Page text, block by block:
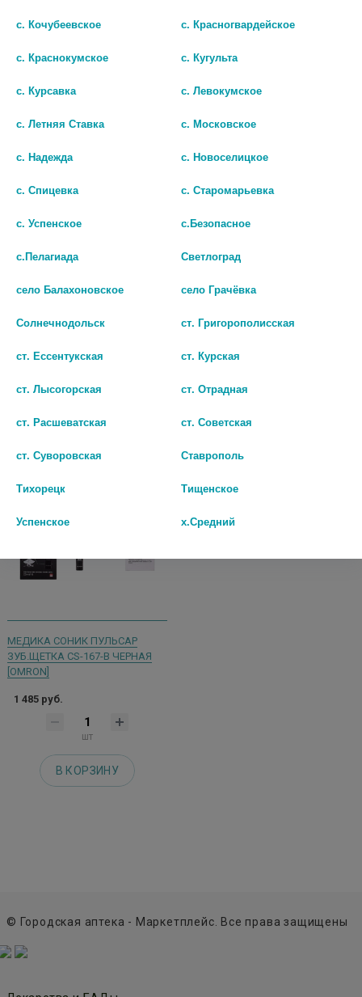
В КОРЗИНУ
ОМРОН ЗУБ.ЩЕТКА CS MEDICA
ЗВУКОВАЯ ОТ 5ЛЕТ [OMRON]
1 212 руб.
шт
В КОРЗИНУ
МЕДИКА СОНИК ПУЛЬСАР
[OMRON]
1 485 руб.
В КОРЗИНУ
МЕДИКА СОНИК ПУЛЬСАР
ЗУБ.ЩЕТКА CS-167-В ЧЕРНАЯ
[OMRON]
1 485 руб.
шт
В КОРЗИНУ
© Городская аптека - Маркетплейс. Все права защищены
с. Кочубеевское с. Красногвардейское
с. Краснокумское с. Кугульта
с. Курсавка с. Левокумское
с. Летняя Ставка с. Московское
с. Надежда с. Новоселицкое
с. Спицевка с. Старомарьевка
с. Успенское с.Безопасное
с.Пелагиада Светлоград
село Балахоновское село Грачёвка
Солнечнодольск ст. Григорополисская
ст. Ессентукская ст. Курская
ст. Лысогорская ст. Отрадная
ст. Расшеватская ст. Советская
ст. Суворовская Ставрополь
Тихорецк Тищенское
Успенское х.Средний